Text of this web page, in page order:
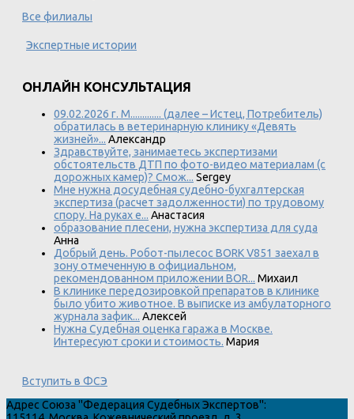
Все филиалы
Экспертные истории
ОНЛАЙН КОНСУЛЬТАЦИЯ
09.02.2026 г. М............. (далее – Истец, Потребитель)
обратилась в ветеринарную клинику «Девять
жизней»... Александр
Здравствуйте, занимаетесь экспертизами
обстоятельств ДТП по фото-видео материалам (с
дорожных камер)? Смож... Sergey
Мне нужна досудебная судебно-бухгалтерская
экспертиза (расчет задолженности) по трудовому
спору. На руках е... Анастасия
образование плесени, нужна экспертиза для суда
Анна
Добрый день. Робот-пылесос BORK V851 заехал в
зону отмеченную в официальном,
рекомендованном приложении BOR... Михаил
В клинике передозировкой препаратов в клинике
было убито животное. В выписке из амбулаторного
журнала зафик... Алексей
Нужна Судебная оценка гаража в Москве.
Интересуют сроки и стоимость. Мария
Вступить в ФСЭ
Адрес Союза "Федерация Судебных Экспертов":